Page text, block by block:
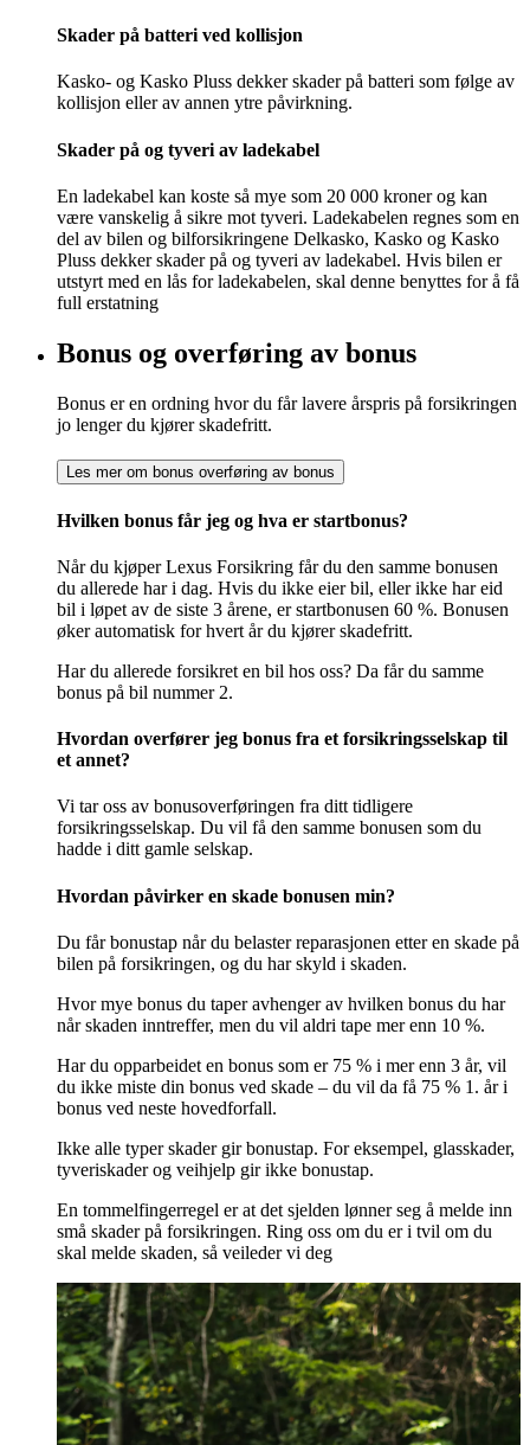
Skader på batteri ved kollisjon
Kasko- og Kasko Pluss dekker skader på batteri som følge av
kollisjon eller av annen ytre påvirkning.
Skader på og tyveri av ladekabel
En ladekabel kan koste så mye som 20 000 kroner og kan
være vanskelig å sikre mot tyveri. Ladekabelen regnes som en
del av bilen og bilforsikringene Delkasko, Kasko og Kasko
Pluss dekker skader på og tyveri av ladekabel. Hvis bilen er
utstyrt med en lås for ladekabelen, skal denne benyttes for å få
full erstatning
Bonus og overføring av bonus
Bonus er en ordning hvor du får lavere årspris på forsikringen
jo lenger du kjører skadefritt.
Les mer om bonus overføring av bonus
Hvilken bonus får jeg og hva er startbonus?
Når du kjøper Lexus Forsikring får du den samme bonusen
du allerede har i dag. Hvis du ikke eier bil, eller ikke har eid
bil i løpet av de siste 3 årene, er startbonusen 60 %. Bonusen
øker automatisk for hvert år du kjører skadefritt.
Har du allerede forsikret en bil hos oss? Da får du samme
bonus på bil nummer 2.
Hvordan overfører jeg bonus fra et forsikringsselskap til
et annet?
Vi tar oss av bonusoverføringen fra ditt tidligere
forsikringsselskap. Du vil få den samme bonusen som du
hadde i ditt gamle selskap.
Hvordan påvirker en skade bonusen min?
Du får bonustap når du belaster reparasjonen etter en skade på
bilen på forsikringen, og du har skyld i skaden.
Hvor mye bonus du taper avhenger av hvilken bonus du har
når skaden inntreffer, men du vil aldri tape mer enn 10 %.
Har du opparbeidet en bonus som er 75 % i mer enn 3 år, vil
du ikke miste din bonus ved skade – du vil da få 75 % 1. år i
bonus ved neste hovedforfall.
Ikke alle typer skader gir bonustap. For eksempel, glasskader,
tyveriskader og veihjelp gir ikke bonustap.
En tommelfingerregel er at det sjelden lønner seg å melde inn
små skader på forsikringen. Ring oss om du er i tvil om du
skal melde skaden, så veileder vi deg